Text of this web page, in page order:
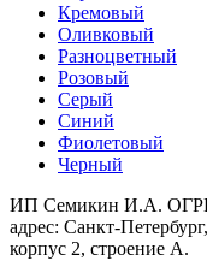
резиновой
основе
Ковровые
шерстяные
дорожки
Паласные
дорожки
Кремлевские
дорожки
Ковролин
Ковролин
в
Кремовый
Оливковый
Разноцветный
Розовый
Серый
Синий
Фиолетовый
Черный
ИП Семикин И.А.
адрес: Санкт-
корпус 2, строение А.